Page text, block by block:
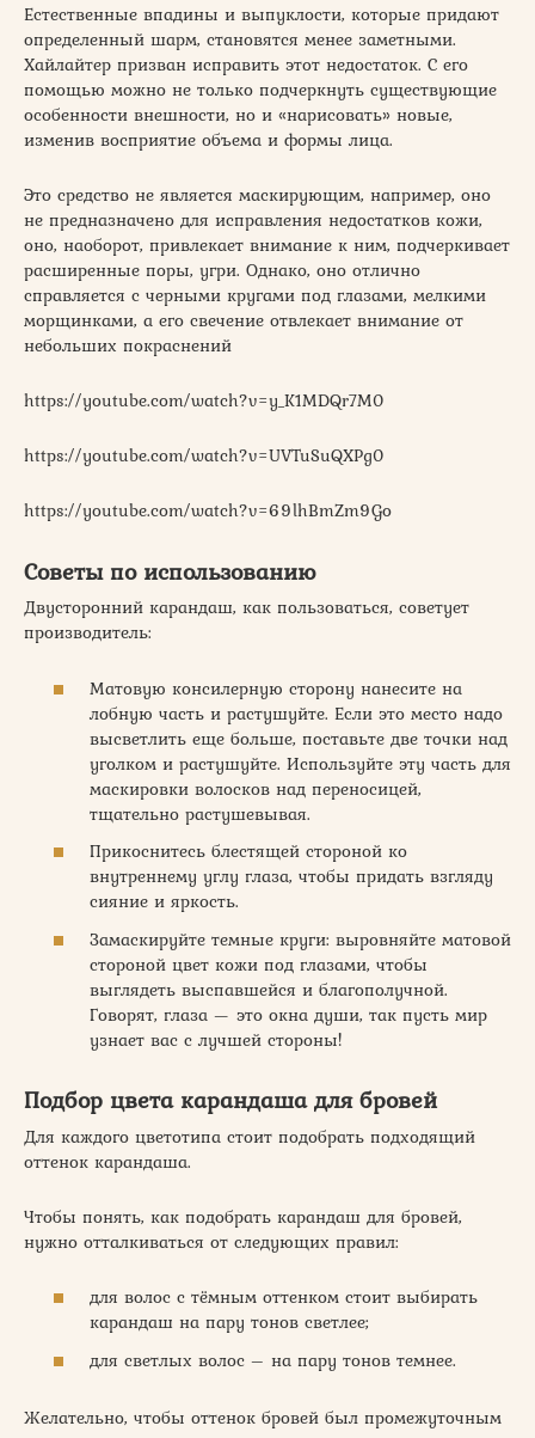
Естественные впадины и выпуклости, которые придают
определенный шарм, становятся менее заметными.
Хайлайтер призван исправить этот недостаток. С его
помощью можно не только подчеркнуть существующие
особенности внешности, но и «нарисовать» новые,
изменив восприятие объема и формы лица.
Это средство не является маскирующим, например, оно
не предназначено для исправления недостатков кожи,
оно, наоборот, привлекает внимание к ним, подчеркивает
расширенные поры, угри. Однако, оно отлично
справляется с черными кругами под глазами, мелкими
морщинками, а его свечение отвлекает внимание от
небольших покраснений
https://youtube.com/watch?v=y_K1MDQr7M0
https://youtube.com/watch?v=UVTuSuQXPg0
https://youtube.com/watch?v=69lhBmZm9Go
Советы по использованию
Двусторонний карандаш, как пользоваться, советует
производитель:
Матовую консилерную сторону нанесите на
лобную часть и растушуйте. Если это место надо
высветлить еще больше, поставьте две точки над
уголком и растушуйте. Используйте эту часть для
маскировки волосков над переносицей,
тщательно растушевывая.
Прикоснитесь блестящей стороной ко
внутреннему углу глаза, чтобы придать взгляду
сияние и яркость.
Замаскируйте темные круги: выровняйте матовой
стороной цвет кожи под глазами, чтобы
выглядеть выспавшейся и благополучной.
Говорят, глаза — это окна души, так пусть мир
узнает вас с лучшей стороны!
Подбор цвета карандаша для бровей
Для каждого цветотипа стоит подобрать подходящий
оттенок карандаша.
Чтобы понять, как подобрать карандаш для бровей,
нужно отталкиваться от следующих правил:
для волос с тёмным оттенком стоит выбирать
карандаш на пару тонов светлее;
для светлых волос – на пару тонов темнее.
Желательно, чтобы оттенок бровей был промежуточным